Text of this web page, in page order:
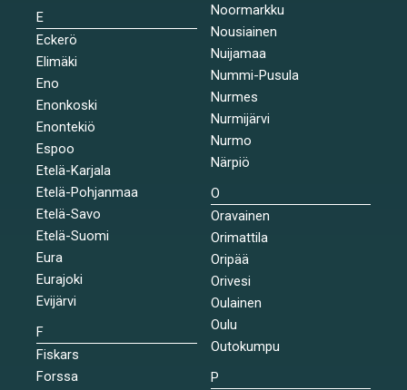
E
Eckerö
Elimäki
Eno
Enonkoski
Enontekiö
Espoo
Etelä-Karjala
Etelä-Pohjanmaa
Etelä-Savo
Etelä-Suomi
Eura
Eurajoki
Evijärvi
F
Fiskars
Forssa
Noormarkku
Nousiainen
Nuijamaa
Nummi-Pusula
Nurmes
Nurmijärvi
Nurmo
Närpiö
O
Oravainen
Orimattila
Oripää
Orivesi
Oulainen
Oulu
Outokumpu
P